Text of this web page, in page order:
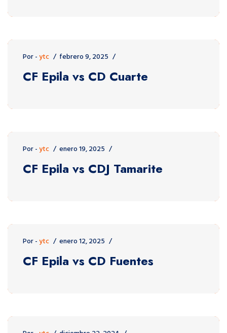
Por -ytc febrero 9, 2025
CF Epila vs CD Cuarte
Por -ytc enero 19, 2025
CF Epila vs CDJ Tamarite
Por -ytc enero 12, 2025
CF Epila vs CD Fuentes